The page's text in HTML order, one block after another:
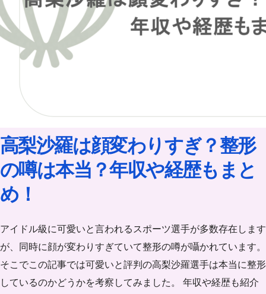
高梨沙羅は顔変わりすぎ？整形
の噂は本当？年収や経歴もまと
め！
アイドル級に可愛いと言われるスポーツ選手が多数存在します
が、同時に顔が変わりすぎていて整形の噂が囁かれています。
そこでこの記事では可愛いと評判の高梨沙羅選手は本当に整形
しているのかどうかを考察してみました。 年収や経歴も紹介